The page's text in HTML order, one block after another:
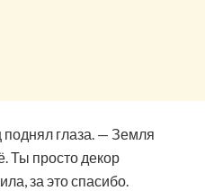
глаза. — Земля
Ты просто декор
за это спасибо.